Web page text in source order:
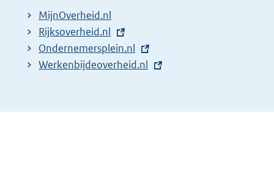
l
i
n
k
MijnOverheid.nl
E
x
t
n
Rijksoverheid.nl
E
x
r
Ondernemersplein.nl
E
e
Werkenbijdeoverheid.nl